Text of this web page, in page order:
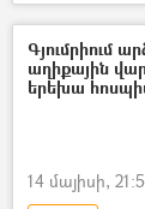
Էբոլա
Գյումրիում
աղիքային
երեխա
14 մայիսի,